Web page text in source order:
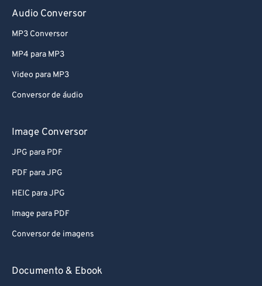
Audio Conversor
MP3 Conversor
MP4 para MP3
Video para MP3
Conversor de áudio
Image Conversor
JPG para PDF
PDF para JPG
HEIC para JPG
Image para PDF
Conversor de imagens
Documento & Ebook